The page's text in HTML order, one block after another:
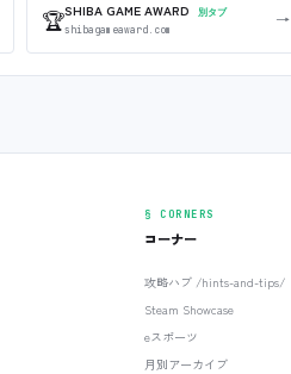
🏆SHIBA GAME AWARD
別タブ
shibagameaward.com
→
§ CORNERS
コーナー
攻略ハブ /hints-and-tips/
Steam Showcase
eスポーツ
月別アーカイブ